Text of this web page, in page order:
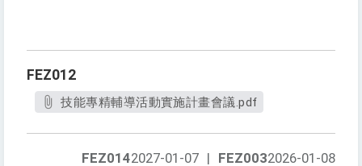
FEZ012
技能專精輔導活動實施計畫會議.pdf
FEZ0032026-01-08
FEZ0142027-01-07 |